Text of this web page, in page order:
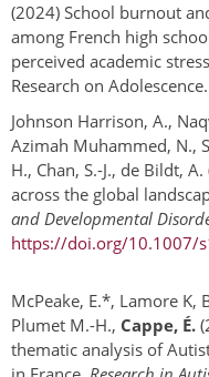
(2024) School burnout
among French high
perceived academic
Research on Adolescence.
Johnson Harrison, A.,
Azimah Muhammed, N.,
H., Chan, S.-J., de Bildt,
across the global
and Developmental
https://doi.org/10.1007/
McPeake, E.*, Lamore K,
Plumet M.-H., Cappe, É.
thematic analysis of